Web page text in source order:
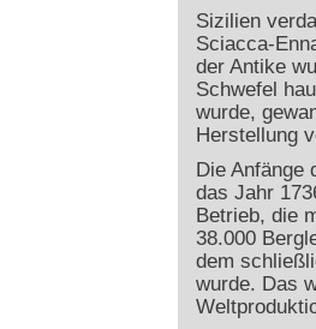
Sizilien
Sciacca-
der Antike
Schwefel
wurde,
Herstellung
Die Anfänge
das Jahr
Betrieb, die
38.000
dem
wurde. Das